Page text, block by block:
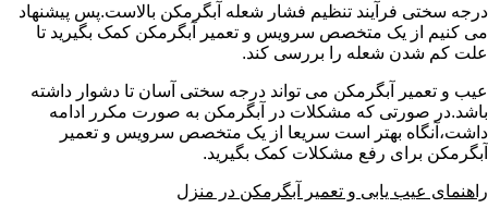
درجه سختی فرآیند تنظیم فشار شعله آبگرمکن بالاست.پس پیشنهاد
می کنیم از یک متخصص سرویس و تعمیر آبگرمکن کمک بگیرید تا
علت کم شدن شعله را بررسی کند.
عیب و تعمیر آبگرمکن می تواند درجه سختی آسان تا دشوار داشته
باشد.در صورتی که مشکلات در آبگرمکن به صورت مکرر ادامه
داشت،آنگاه بهتر است سریعا از یک متخصص سرویس و تعمیر
آبگرمکن برای رفع مشکلات کمک بگیرید.
راهنمای عیب یابی و تعمیر آبگرمکن در منزل